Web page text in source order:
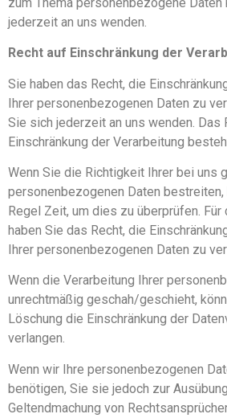
jederzeit an uns wenden.
Recht auf Einschränkung der
Sie haben das Recht, die
Ihrer personenbezogenen Daten zu
Sie sich jederzeit an uns wenden. Das
Einschränkung der Verarbeitung
Wenn Sie die Richtigkeit Ihrer bei uns
personenbezogenen Daten
Regel Zeit, um dies zu überprüfen. Für
haben Sie das Recht, die
Ihrer personenbezogenen Daten zu
Wenn die Verarbeitung Ihrer
unrechtmäßig geschah/geschieht,
Löschung die Einschränkung der
verlangen.
Wenn wir Ihre personenbezogenen
benötigen, Sie sie jedoch zur
Geltendmachung von